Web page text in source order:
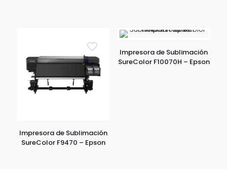
Impresora de Sublimación
SureColor F9470 – Epson
Impresora de Sublimación
SureColor F10070H – Epson